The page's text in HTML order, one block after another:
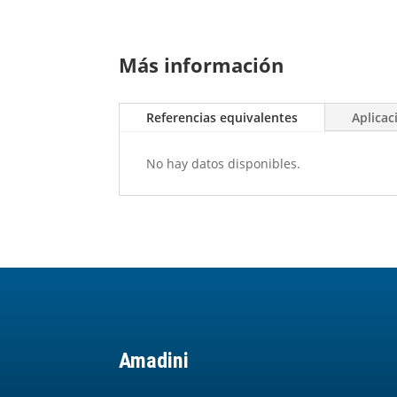
Más información
Referencias equivalentes
No hay datos disponibles.
Amadini